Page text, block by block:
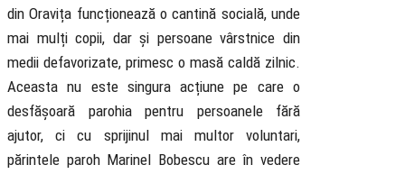
din Oravița funcționează o cantină socială, unde
mai mulți copii, dar și persoane vârstnice din
medii defavorizate, primesc o masă caldă zilnic.
Aceasta nu este singura acțiune pe care o
desfășoară parohia pentru persoanele fără
ajutor, ci cu sprijinul mai multor voluntari,
părintele paroh Marinel Bobescu are în vedere